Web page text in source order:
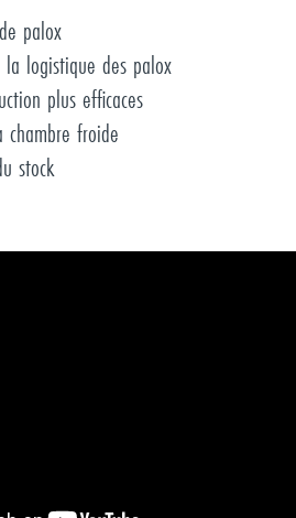
palox
logistique des palox
plus efficaces
froide
stock